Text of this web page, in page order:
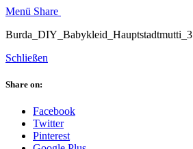
Menü Share
Burda_DIY_Babykleid_Hauptstadtmutti_3
Schließen
Share on:
Facebook
Twitter
Pinterest